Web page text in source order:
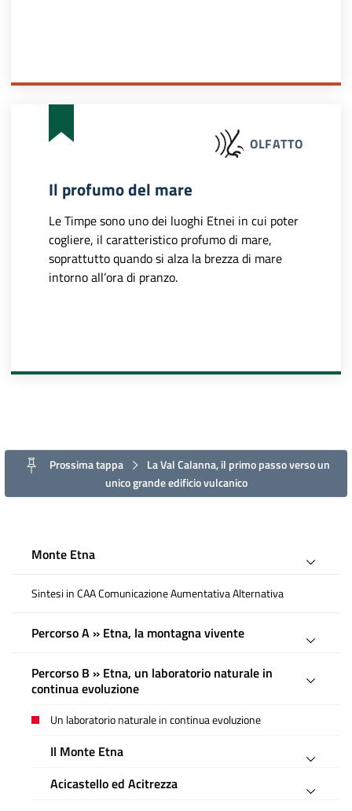
OLFATTO
Il profumo del mare
Le Timpe sono uno dei luoghi Etnei in cui poter
cogliere, il caratteristico profumo di mare,
soprattutto quando si alza la brezza di mare
intorno all’ora di pranzo.
Prossima tappa
La Val Calanna, il primo passo verso un
unico grande edificio vulcanico
Monte Etna
Sintesi in CAA Comunicazione Aumentativa Alternativa
Percorso A » Etna, la montagna vivente
Percorso B » Etna, un laboratorio naturale in
continua evoluzione
Un laboratorio naturale in continua evoluzione
Il Monte Etna
Acicastello ed Acitrezza